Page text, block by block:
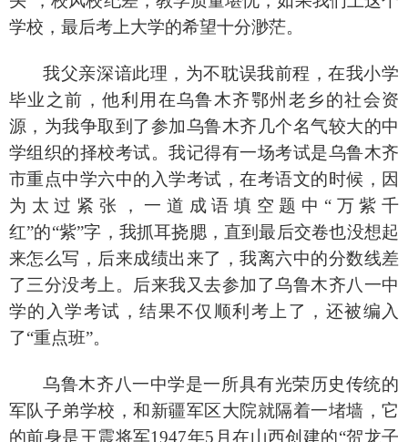
学校，最后考上大学的希望十分渺茫。
我父亲深谙此理，为不耽误我前程，在我小学
毕业之前，他利用在乌鲁木齐鄂州老乡的社会资
源，为我争取到了参加乌鲁木齐几个名气较大的中
学组织的择校考试。我记得有一场考试是乌鲁木齐
市重点中学六中的入学考试，在考语文的时候，因
为太过紧张，一道成语填空题中 “万紫千
红”的“紫”字，我抓耳挠腮，直到最后交卷也没想起
来怎么写，后来成绩出来了，我离六中的分数线差
了三分没考上。后来我又去参加了乌鲁木齐八一中
学的入学考试，结果不仅顺利考上了，还被编入
了“重点班”。
乌鲁木齐八一中学是一所具有光荣历史传统的
军队子弟学校，和新疆军区大院就隔着一堵墙，它
的前身是王震将军1947年5月在山西创建的“贺龙子